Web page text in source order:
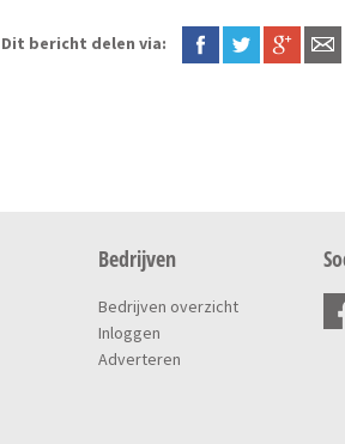
Dit bericht delen via:
Bedrijven
Bedrijven overzicht
Inloggen
Adverteren